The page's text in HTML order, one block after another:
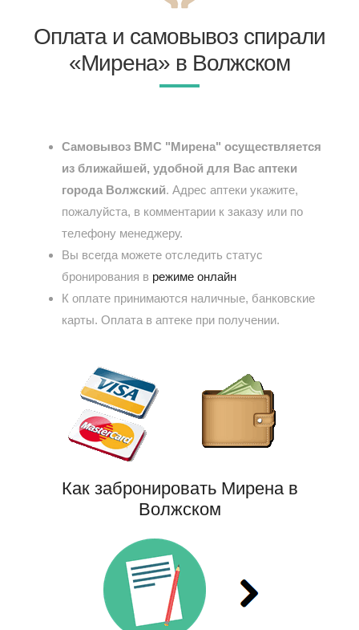
Оплата и самовывоз спирали
«Мирена» в Волжском
Самовывоз ВМС "Мирена" осуществляется
из ближайшей, удобной для Вас аптеки
города Волжский. Адрес аптеки укажите,
пожалуйста, в комментарии к заказу или по
телефону менеджеру.
Вы всегда можете отследить статус
бронирования в режиме онлайн
К оплате принимаются наличные, банковские
карты. Оплата в аптеке при получении.
Как забронировать Мирена в
Волжском